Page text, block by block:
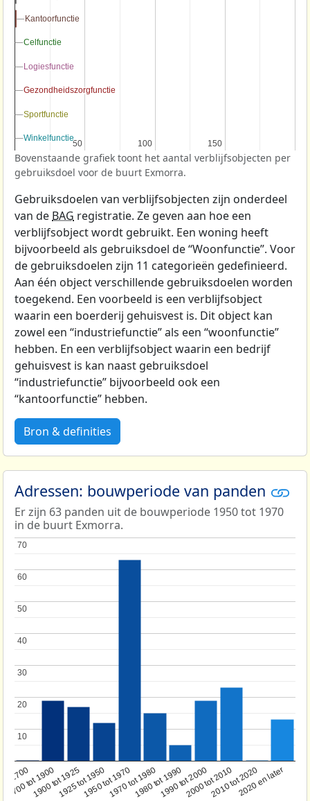
50
50 100
100 150
150
Kantoorfunctie
Kantoorfunctie
Celfunctie
Celfunctie
Logiesfunctie
Logiesfunctie
Gezondheidszorgfunctie
Gezondheidszorgfunctie
Sportfunctie
Sportfunctie
Winkelfunctie
Winkelfunctie
Bovenstaande grafiek toont het aantal verblijfsobjecten per
gebruiksdoel voor de buurt Exmorra.
Gebruiksdoelen van verblijfsobjecten zijn onderdeel
van de BAG registratie. Ze geven aan hoe een
verblijfsobject wordt gebruikt. Een woning heeft
bijvoorbeeld als gebruiksdoel de “Woonfunctie”. Voor
de gebruiksdoelen zijn 11 categorieën gedefinieerd.
Aan één object verschillende gebruiksdoelen worden
toegekend. Een voorbeeld is een verblijfsobject
waarin een boerderij gehuisvest is. Dit object kan
zowel een “industriefunctie” als een “woonfunctie”
hebben. En een verblijfsobject waarin een bedrijf
gehuisvest is kan naast gebruiksdoel
“industriefunctie” bijvoorbeeld ook een
“kantoorfunctie” hebben.
Bron & definities
Adressen: bouwperiode van panden
Er zijn 63 panden uit de bouwperiode 1950 tot 1970
in de buurt Exmorra.
1700
1700 tot 1900
1900 tot 19251925 tot 19501950 tot 19701970 tot 19801980 tot 19901990 tot 20002000 tot 20102010 tot 20202020 en later
10
10
20
20
30
30
40
40
50
50
60
60
70
70